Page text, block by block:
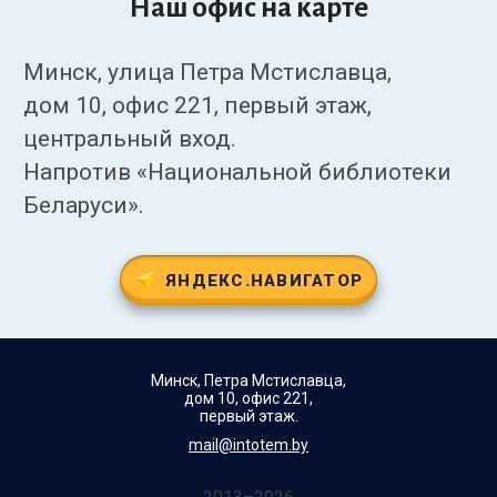
Наш офис на карте
Минск, улица Петра Мстиславца,
дом 10, офис 221, первый этаж,
центральный вход.
Напротив «Национальной библиотеки
Беларуси».
ЯНДЕКС.НАВИГАТОР
Минск, Петра Мстиславца,
дом 10, офис 221,
первый этаж.
mail@intotem.by